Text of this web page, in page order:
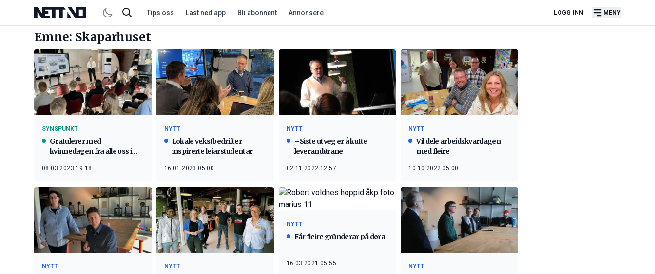
Tips oss Last ned app Bli abonnent Annonsere LOGG INN MENY
Emne: Skaparhuset
SYNSPUNKT
Gratulerer med
kvinnedagen fra alle oss i
08.03.2023 19:18
NYTT
Lokale vekstbedrifter
inspirerte leiarstudentar
16.01.2023 05:00
NYTT
– Siste utveg er å kutte
leverandørane
02.11.2022 12:57
NYTT
Vil dele arbeidskvardagen
med fleire
10.10.2022 05:00
NYTT NYTT
NYTT
Får fleire gründerar på døra
16.03.2021 05:55 NYTT